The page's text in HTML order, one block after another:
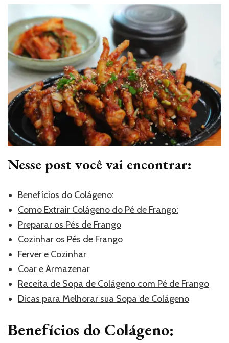
Nesse post você vai encontrar:
Benefícios do Colágeno:
Como Extrair Colágeno do Pé de Frango:
Preparar os Pés de Frango
Cozinhar os Pés de Frango
Ferver e Cozinhar
Coar e Armazenar
Receita de Sopa de Colágeno com Pé de Frango
Dicas para Melhorar sua Sopa de Colágeno
Benefícios do Colágeno: